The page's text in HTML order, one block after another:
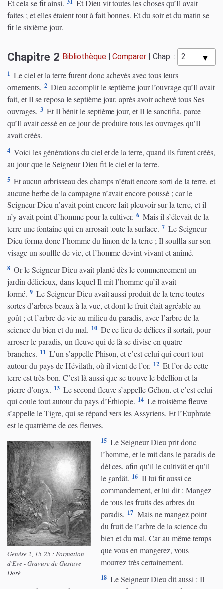
Et cela se fit ainsi.
Et Dieu vit toutes les choses qu’Il avait
faites ; et elles étaient tout à fait bonnes. Et du soir et du matin se
fit le sixième jour.
Chapitre 2 Bibliothèque Comparer Chap. :
1 Le ciel et la terre furent donc achevés avec tous leurs
ornements. 2 Dieu accomplit le septième jour l’ouvrage qu’Il avait
fait, et Il se reposa le septième jour, après avoir achevé tous Ses
ouvrages. 3 Et Il bénit le septième jour, et Il le sanctifia, parce
qu’Il avait cessé en ce jour de produire tous les ouvrages qu’Il
avait créés.
4 Voici les générations du ciel et de la terre, quand ils furent créés,
au jour que le Seigneur Dieu fit le ciel et la terre.
5 Et aucun arbrisseau des champs n’était encore sorti de la terre, et
aucune herbe de la campagne n’avait encore poussé ; car le
Seigneur Dieu n’avait point encore fait pleuvoir sur la terre, et il
n’y avait point d’homme pour la cultiver. 6 Mais il s’élevait de la
terre une fontaine qui en arrosait toute la surface. 7 Le Seigneur
Dieu forma donc l’homme du limon de la terre ; Il souffla sur son
visage un souffle de vie, et l’homme devint vivant et animé.
8 Or le Seigneur Dieu avait planté dès le commencement un
jardin délicieux, dans lequel Il mit l’homme qu’il avait
formé. 9 Le Seigneur Dieu avait aussi produit de la terre toutes
sortes d’arbres beaux à la vue, et dont le fruit était agréable au
goût ; et l’arbre de vie au milieu du paradis, avec l’arbre de la
science du bien et du mal. 10 De ce lieu de délices il sortait, pour
arroser le paradis, un fleuve qui de là se divise en quatre
branches. 11 L’un s’appelle Phison, et c’est celui qui court tout
autour du pays de Hévilath, où il vient de l’or. 12 Et l’or de cette
terre est très bon. C’est là aussi que se trouve le bdellion et la
pierre d’onyx. 13 Le second fleuve s’appelle Géhon, et c’est celui
qui coule tout autour du pays d’Éthiopie. 14 Le troisième fleuve
s’appelle le Tigre, qui se répand vers les Assyriens. Et l’Euphrate
est le quatrième de ces fleuves.
Genèse 2, 15-25 : Formation
d'Eve - Gravure de Gustave
Doré
15 Le Seigneur Dieu prit donc
l’homme, et le mit dans le paradis de
délices, afin qu’il le cultivât et qu’il
le gardât. 16 Il lui fit aussi ce
commandement, et lui dit : Mangez
de tous les fruits des arbres du
paradis. 17 Mais ne mangez point
du fruit de l’arbre de la science du
bien et du mal. Car au même temps
que vous en mangerez, vous
mourrez très certainement.
18 Le Seigneur Dieu dit aussi : Il